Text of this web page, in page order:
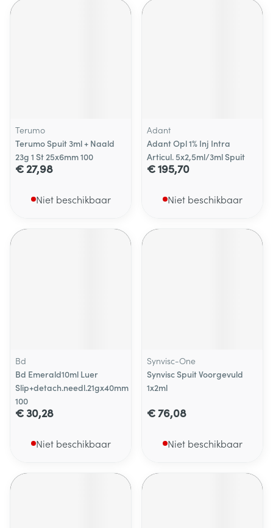
Terumo
Terumo Spuit 3ml + Naald
23g 1 St 25x6mm 100
€ 27,98
Niet beschikbaar
Adant
Adant Opl 1% Inj Intra
Articul. 5x2,5ml/3ml Spuit
€ 195,70
Niet beschikbaar
Bd
Bd Emerald10ml Luer
Slip+detach.needl.21gx40mm
100
€ 30,28
Niet beschikbaar
Synvisc-One
Synvisc Spuit Voorgevuld
1x2ml
€ 76,08
Niet beschikbaar